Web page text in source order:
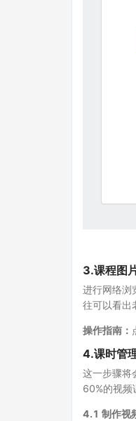
3.课程图
进行网络浏
往可以看出
操作指南：
4.课时管
这一步骤将
60%的视频
4.1 制作视